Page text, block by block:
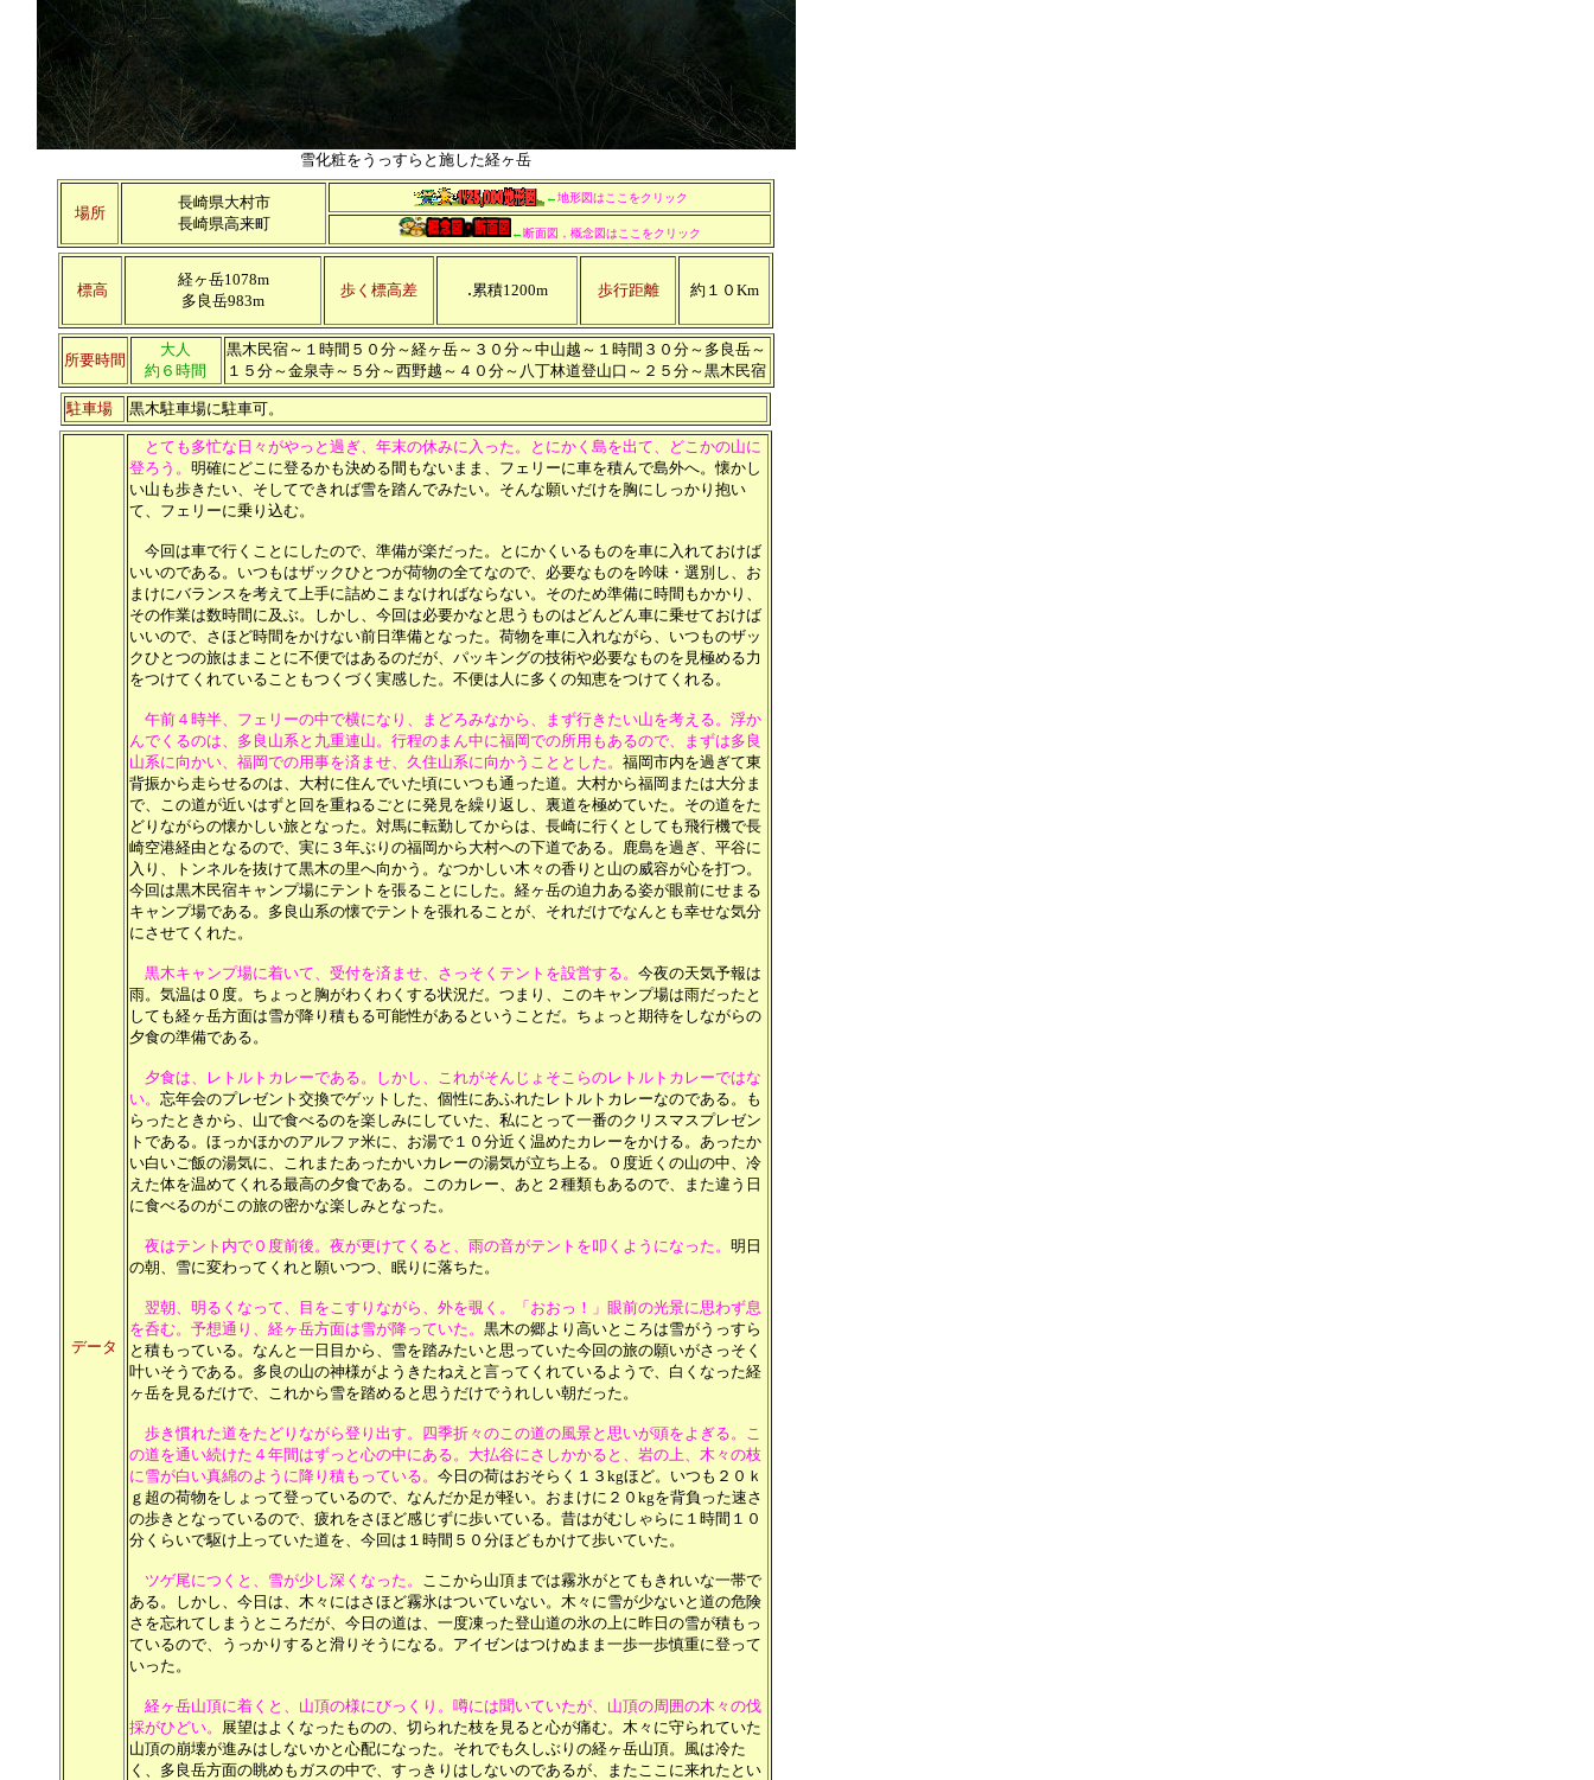
雪化粧をうっすらと施した経ヶ岳
場所
長崎県大村市
長崎県高来町
←地形図はここをクリック
←断面図，概念図はここをクリック
標高
経ヶ岳1078m
多良岳983m
歩く標高差 .累積1200m 歩行距離 約１０Km
所要時間
大人
約６時間
黒木民宿～１時間５０分～経ヶ岳～３０分～中山越～１時間３０分～多良岳～
１５分～金泉寺～５分～西野越～４０分～八丁林道登山口～２５分～黒木民宿
駐車場 黒木駐車場に駐車可。
データ
とても多忙な日々がやっと過ぎ、年末の休みに入った。とにかく島を出て、どこかの山に
登ろう。 明確にどこに登るかも決める間もないまま、フェリーに車を積んで島外へ。懐かし
い山も歩きたい、そしてできれば雪を踏んでみたい。そんな願いだけを胸にしっかり抱い
て、フェリーに乗り込む。
今回は車で行くことにしたので、準備が楽だった。とにかくいるものを車に入れておけば
いいのである。いつもはザックひとつが荷物の全てなので、必要なものを吟味・選別し、お
まけにバランスを考えて上手に詰めこまなければならない。そのため準備に時間もかかり、
その作業は数時間に及ぶ。しかし、今回は必要かなと思うものはどんどん車に乗せておけば
いいので、さほど時間をかけない前日準備となった。荷物を車に入れながら、いつものザッ
クひとつの旅はまことに不便ではあるのだが、パッキングの技術や必要なものを見極める力
をつけてくれていることもつくづく実感した。不便は人に多くの知恵をつけてくれる。
午前４時半、フェリーの中で横になり、まどろみなから、まず行きたい山を考える。浮か
んでくるのは、多良山系と九重連山。行程のまん中に福岡での所用もあるので、まずは多良
山系に向かい、福岡での用事を済ませ、久住山系に向かうこととした。 福岡市内を過ぎて東
背振から走らせるのは、大村に住んでいた頃にいつも通った道。大村から福岡または大分ま
で、この道が近いはずと回を重ねるごとに発見を繰り返し、裏道を極めていた。その道をた
どりながらの懐かしい旅となった。対馬に転勤してからは、長崎に行くとしても飛行機で長
崎空港経由となるので、実に３年ぶりの福岡から大村への下道である。鹿島を過ぎ、平谷に
入り、トンネルを抜けて黒木の里へ向かう。なつかしい木々の香りと山の威容が心を打つ。
今回は黒木民宿キャンプ場にテントを張ることにした。経ヶ岳の迫力ある姿が眼前にせまる
キャンプ場である。多良山系の懐でテントを張れることが、それだけでなんとも幸せな気分
にさせてくれた。
黒木キャンプ場に着いて、受付を済ませ、さっそくテントを設営する。 今夜の天気予報は
雨。気温は０度。ちょっと胸がわくわくする状況だ。つまり、このキャンプ場は雨だったと
しても経ヶ岳方面は雪が降り積もる可能性があるということだ。ちょっと期待をしながらの
夕食の準備である。
夕食は、レトルトカレーである。しかし、これがそんじょそこらのレトルトカレーではな
い。 忘年会のプレゼント交換でゲットした、個性にあふれたレトルトカレーなのである。も
らったときから、山で食べるのを楽しみにしていた、私にとって一番のクリスマスプレゼン
トである。ほっかほかのアルファ米に、お湯で１０分近く温めたカレーをかける。あったか
い白いご飯の湯気に、これまたあったかいカレーの湯気が立ち上る。０度近くの山の中、冷
えた体を温めてくれる最高の夕食である。このカレー、あと２種類もあるので、また違う日
に食べるのがこの旅の密かな楽しみとなった。
夜はテント内で０度前後。夜が更けてくると、雨の音がテントを叩くようになった。 明日
の朝、雪に変わってくれと願いつつ、眠りに落ちた。
翌朝、明るくなって、目をこすりながら、外を覗く。「おおっ！」眼前の光景に思わず息
を呑む。予想通り、経ヶ岳方面は雪が降っていた。 黒木の郷より高いところは雪がうっすら
と積もっている。なんと一日目から、雪を踏みたいと思っていた今回の旅の願いがさっそく
叶いそうである。多良の山の神様がようきたねえと言ってくれているようで、白くなった経
ヶ岳を見るだけで、これから雪を踏めると思うだけでうれしい朝だった。
歩き慣れた道をたどりながら登り出す。四季折々のこの道の風景と思いが頭をよぎる。こ
の道を通い続けた４年間はずっと心の中にある。大払谷にさしかかると、岩の上、木々の枝
に雪が白い真綿のように降り積もっている。 今日の荷はおそらく１３kgほど。いつも２０ｋ
ｇ超の荷物をしょって登っているので、なんだか足が軽い。おまけに２０kgを背負った速さ
の歩きとなっているので、疲れをさほど感じずに歩いている。昔はがむしゃらに１時間１０
分くらいで駆け上っていた道を、今回は１時間５０分ほどもかけて歩いていた。
ツゲ尾につくと、雪が少し深くなった。 ここから山頂までは霧氷がとてもきれいな一帯で
ある。しかし、今日は、木々にはさほど霧氷はついていない。木々に雪が少ないと道の危険
さを忘れてしまうところだが、今日の道は、一度凍った登山道の氷の上に昨日の雪が積もっ
ているので、うっかりすると滑りそうになる。アイゼンはつけぬまま一歩一歩慎重に登って
いった。
経ヶ岳山頂に着くと、山頂の様にびっくり。噂には聞いていたが、山頂の周囲の木々の伐
採がひどい。 展望はよくなったものの、切られた枝を見ると心が痛む。木々に守られていた
山頂の崩壊が進みはしないかと心配になった。それでも久しぶりの経ヶ岳山頂。風は冷た
く、多良岳方面の眺めもガスの中で、すっきりはしないのであるが、またここに来れたとい